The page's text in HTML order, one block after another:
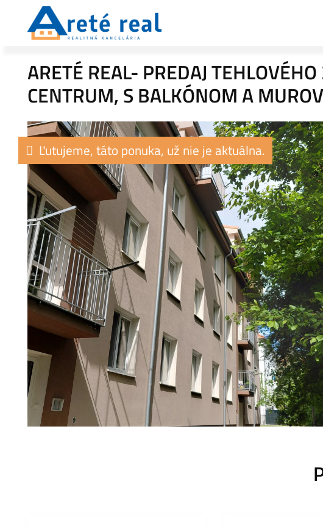
ARETÉ REAL- PREDAJ
CENTRUM, S BALKÓNOM A
Ľutujeme, táto ponuka, už nie je aktuálna.